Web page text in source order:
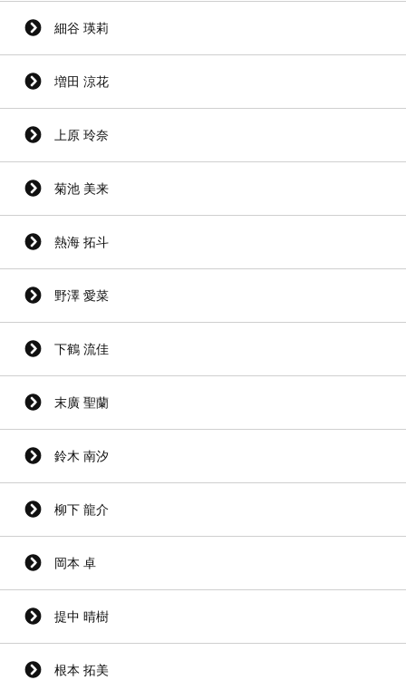
細谷 瑛莉
増田 涼花
上原 玲奈
菊池 美来
熱海 拓斗
野澤 愛菜
下鶴 流佳
末廣 聖蘭
鈴木 南汐
柳下 龍介
岡本 卓
提中 晴樹
根本 拓美